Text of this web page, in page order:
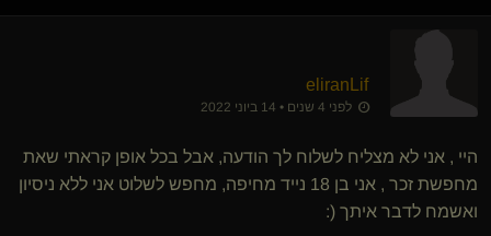
eliranLif
לפני 4 שנים • 14 ביוני 2022
היי , אני לא מצליח לשלוח לך הודעה, אבל בכל אופן קראתי שאת
מחפשת זכר , אני בן 18 נייד מחיפה, מחפש לשלוט אני ללא ניסיון
ואשמח לדבר איתך (: